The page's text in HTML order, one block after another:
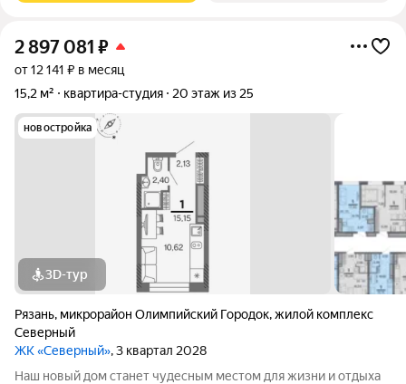
2 897 081 ₽
от 12 141 ₽ в месяц
15,2 м²
квартира-студия 20 этаж из 25
новостройка
3D-тур
Рязань, микрорайон Олимпийский Городок,жилой комплекс
Северный
ЖК «Северный», 3 квартал 2028
Наш новый дом станет чудесным местом для жизни и отдыха